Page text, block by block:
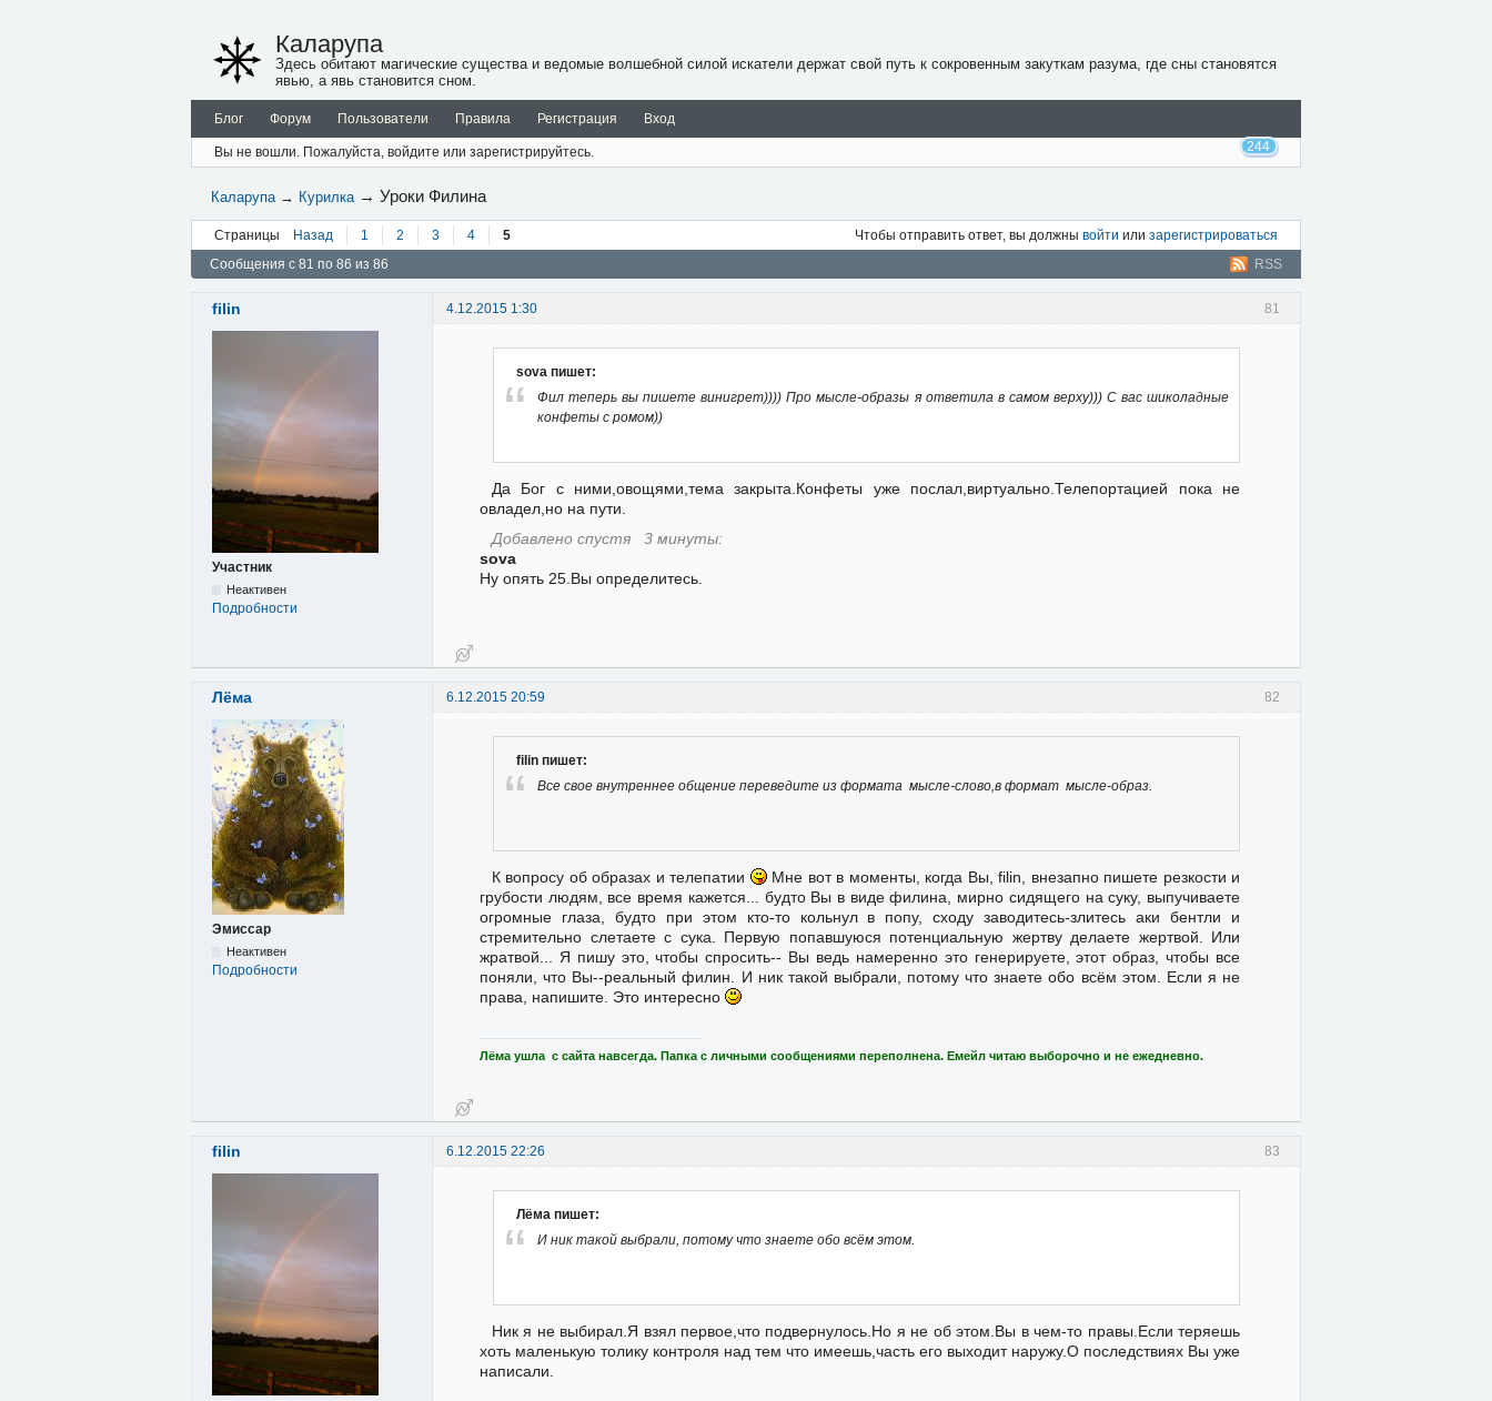
Каларупа
Здесь обитают магические существа и ведомые волшебной силой искатели держат свой путь к сокровенным закуткам разума, где сны становятся
явью, а явь становится сном.
Блог Форум Пользователи Правила Регистрация Вход
Вы не вошли. Пожалуйста, войдите или зарегистрируйтесь. 244
Каларупа → Курилка →Уроки Филина
Страницы Назад 1 2 3 4 5 Чтобы отправить ответ, вы должны войти или зарегистрироваться
RSS
Сообщения с 81 по 86 из 86
81
filin 4.12.2015 1:30
Участник
Неактивен
Подробности
sova пишет:
Фил теперь вы пишете винигрет)))) Про мысле-образы я ответила в самом верху))) С вас шиколадные
конфеты с ромом))
Да Бог с ними,овощями,тема закрыта.Конфеты уже послал,виртуально.Телепортацией пока не
овладел,но на пути.
Добавлено спустя 3 минуты:
sova
Ну опять 25.Вы определитесь.
82
Лёма 6.12.2015 20:59
Эмиссар
Неактивен
Подробности
filin пишет:
Все свое внутреннее общение переведите из формата мысле-слово,в формат мысле-образ.
К вопросу об образах и телепатии
Мне вот в моменты, когда Вы, filin, внезапно пишете резкости и
грубости людям, все время кажется... будто Вы в виде филина, мирно сидящего на суку, выпучиваете
огромные глаза, будто при этом кто-то кольнул в попу, сходу заводитесь-злитесь аки бентли и
стремительно слетаете с сука. Первую попавшуюся потенциальную жертву делаете жертвой. Или
жратвой... Я пишу это, чтобы спросить-- Вы ведь намеренно это генерируете, этот образ, чтобы все
поняли, что Вы--реальный филин. И ник такой выбрали, потому что знаете обо всём этом. Если я не
права, напишите. Это интересно
Лёма ушла с сайта навсегда. Папка с личными сообщениями переполнена. Емейл читаю выборочно и не ежедневно.
83
filin 6.12.2015 22:26
Лёма пишет:
И ник такой выбрали, потому что знаете обо всём этом.
Ник я не выбирал.Я взял первое,что подвернулось.Но я не об этом.Вы в чем-то правы.Если теряешь
хоть маленькую толику контроля над тем что имеешь,часть его выходит наружу.О последствиях Вы уже
написали.